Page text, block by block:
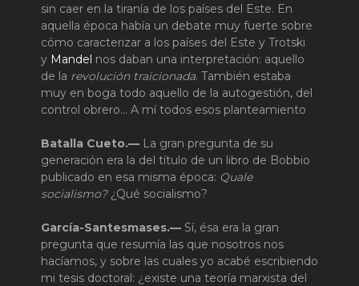
sin caer en la tiranía de los países del Este. En
aquella época había un debate muy fuerte sobre
cómo caracterizar a los países del Este y Trotski
y Mandel nos daban una interpretación: aquello
de la revolución traicionada. También estaba
muy en boga todo aquello de la autogestión, del
control obrero… A mí todos esos planteamiento
Batalla Cueto.— La gran pregunta de su
generación era la del título de un libro de Bobbio
publicado en esa misma época: Quale
socialismo? ¿Qué socialismo?
García-Santesmases.— Sí, ésa era la gran
pregunta que resumía las que nosotros nos
hacíamos, y sobre las cuales yo acabé escribiendo
mi tesis doctoral: ¿existe una teoría marxista del